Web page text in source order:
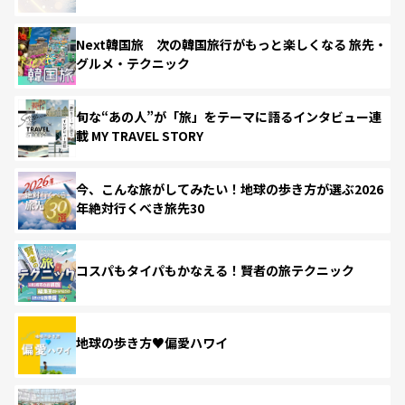
Next韓国旅 次の韓国旅行がもっと楽しくなる 旅先・
グルメ・テクニック
旬な“あの人”が「旅」をテーマに語るインタビュー連
載 MY TRAVEL STORY
今、こんな旅がしてみたい！地球の歩き方が選ぶ2026
年絶対行くべき旅先30
コスパもタイパもかなえる！賢者の旅テクニック
地球の歩き方♥偏愛ハワイ